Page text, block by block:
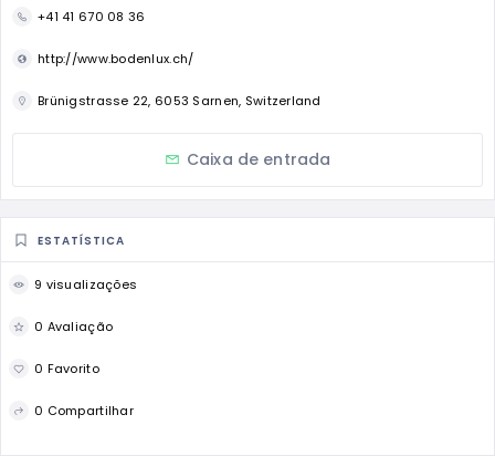
+41 41 670 08 36
http://www.bodenlux.ch/
Brünigstrasse 22, 6053 Sarnen, Switzerland
Caixa de entrada
ESTATÍSTICA
9 visualizações
0 Avaliação
0 Favorito
0 Compartilhar